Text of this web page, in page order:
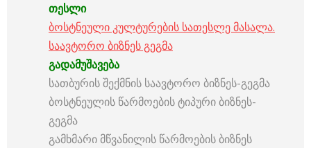
თესლი
ბოსტნეული კულტურების სათესლე მასალა.
საავტორო ბიზნეს გეგმა
გადამუშავება
სათბურის შექმნის საავტორო ბიზნეს-გეგმა
ბოსტნეულის წარმოების ტიპური ბიზნეს-
გეგმა
გამხმარი მწვანილის წარმოების ბიზნეს